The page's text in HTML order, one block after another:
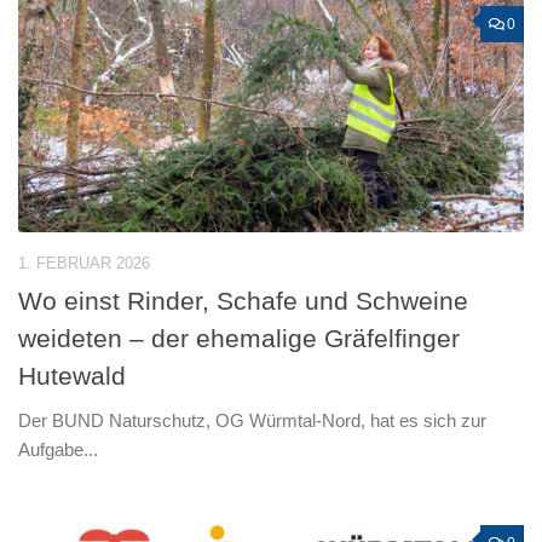
0
1. FEBRUAR 2026
Wo einst Rinder, Schafe und Schweine
weideten – der ehemalige Gräfelfinger
Hutewald
Der BUND Naturschutz, OG Würmtal-Nord, hat es sich zur
Aufgabe...